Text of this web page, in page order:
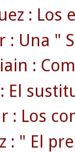
: Los
: Una "
:
El
: Los
: " El